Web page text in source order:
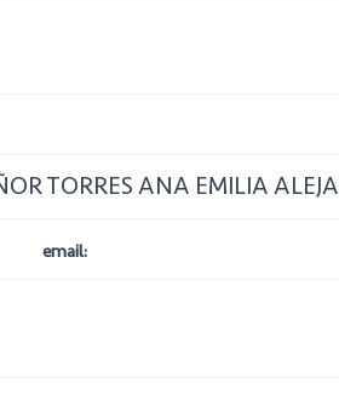
TORRES ANA EMILIA ALEJA
email: